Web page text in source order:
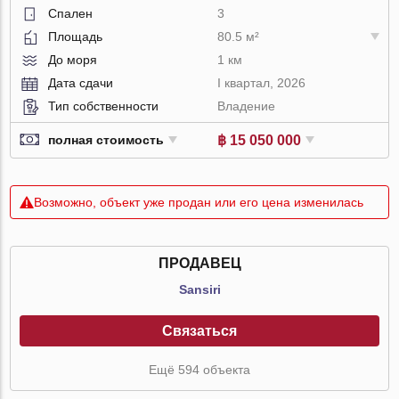
Спален
3
Площадь
80.5 м²
До моря
1 км
Дата сдачи
I квартал, 2026
Тип собственности
Владение
полная стоимость ฿ 15 050 000
Возможно, объект уже продан или его цена изменилась
ПРОДАВЕЦ
Sansiri
Связаться
Ещё 594 объекта